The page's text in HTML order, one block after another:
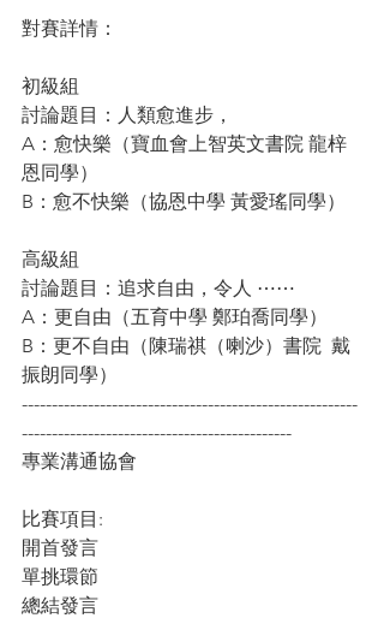
對賽詳情：
初級組
討論題目：人類愈進步，
A：愈快樂（寶血會上智英文書院 龍梓
恩同學）
B：愈不快樂（協恩中學 黃愛瑤同學）
高級組
討論題目：追求自由，令人 ⋯⋯
A：更自由（五育中學 鄭珀喬同學）
B：更不自由（陳瑞祺（喇沙）書院  戴
振朗同學）
--------------------------------------------------------
---------------------------------------------
專業溝通協會
比賽項目:
開首發言
單挑環節
總結發言